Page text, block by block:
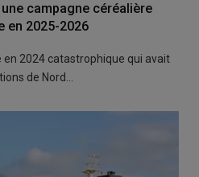
campagne céréalière
en 2025-2026
2024 catastrophique qui avait
de Nord…